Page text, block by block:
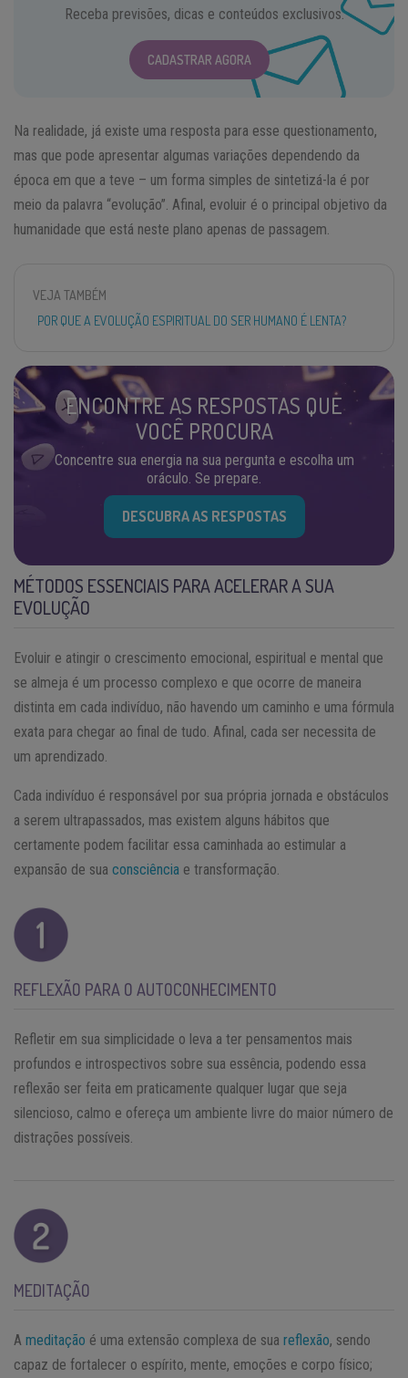
Receba previsões, dicas e conteúdos exclusivos.
CADASTRAR AGORA
Na realidade, já existe uma resposta para esse questionamento,
mas que pode apresentar algumas variações dependendo da
época em que a teve – um forma simples de sintetizá-la é por
meio da palavra “evolução”. Afinal, evoluir é o principal objetivo da
humanidade que está neste plano apenas de passagem.
VEJA TAMBÉM
POR QUE A EVOLUÇÃO ESPIRITUAL DO SER HUMANO É LENTA?
ENCONTRE AS RESPOSTAS QUE
VOCÊ PROCURA
Concentre sua energia na sua pergunta e escolha um
oráculo. Se prepare.
DESCUBRA AS RESPOSTAS
MÉTODOS ESSENCIAIS PARA ACELERAR A SUA
EVOLUÇÃO
Evoluir e atingir o crescimento emocional, espiritual e mental que
se almeja é um processo complexo e que ocorre de maneira
distinta em cada indivíduo, não havendo um caminho e uma fórmula
exata para chegar ao final de tudo. Afinal, cada ser necessita de
um aprendizado.
Cada indivíduo é responsável por sua própria jornada e obstáculos
a serem ultrapassados, mas existem alguns hábitos que
certamente podem facilitar essa caminhada ao estimular a
expansão de sua consciência e transformação.
REFLEXÃO PARA O AUTOCONHECIMENTO
Refletir em sua simplicidade o leva a ter pensamentos mais
profundos e introspectivos sobre sua essência, podendo essa
reflexão ser feita em praticamente qualquer lugar que seja
silencioso, calmo e ofereça um ambiente livre do maior número de
distrações possíveis.
MEDITAÇÃO
A meditação é uma extensão complexa de sua reflexão, sendo
capaz de fortalecer o espírito, mente, emoções e corpo físico;